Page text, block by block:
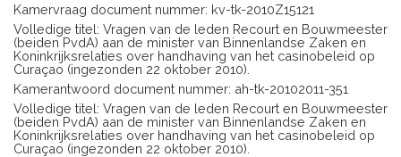
Kamervraag document nummer: kv-tk-2010Z15121
Volledige titel: Vragen van de leden Recourt en Bouwmeester
(beiden PvdA) aan de minister van Binnenlandse Zaken en
Koninkrijksrelaties over handhaving van het casinobeleid op
Curaçao (ingezonden 22 oktober 2010).
Kamerantwoord document nummer: ah-tk-20102011-351
Volledige titel: Vragen van de leden Recourt en Bouwmeester
(beiden PvdA) aan de minister van Binnenlandse Zaken en
Koninkrijksrelaties over handhaving van het casinobeleid op
Curaçao (ingezonden 22 oktober 2010).